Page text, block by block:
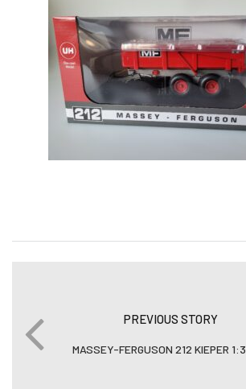
PREVIOUS STORY
MASSEY-FERGUSON 212 KIEPER